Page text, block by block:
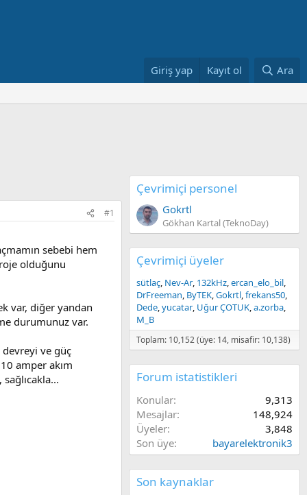
Giriş yap Kayıt ol Ara
#1
sebebi hem
olduğunu
var, diğer yandan
durumunuz var.
devreyi ve güç
amper akım
Çevrimiçi personel
Gokrtl
Gökhan Kartal (TeknoDay)
Çevrimiçi üyeler
sütlaç Nev-Ar 132kHz ercan_elo_bil
DrFreeman ByTEK Gokrtl frekans50
Dede yucatar Uğur ÇOTUK a.zorba
M_B
Toplam: 10,152 (üye: 14, misafir: 10,138)
Forum istatistikleri
Konular
9,313
Mesajlar
148,924
Üyeler
3,848
Son üye
bayarelektronik3
Son kaynaklar